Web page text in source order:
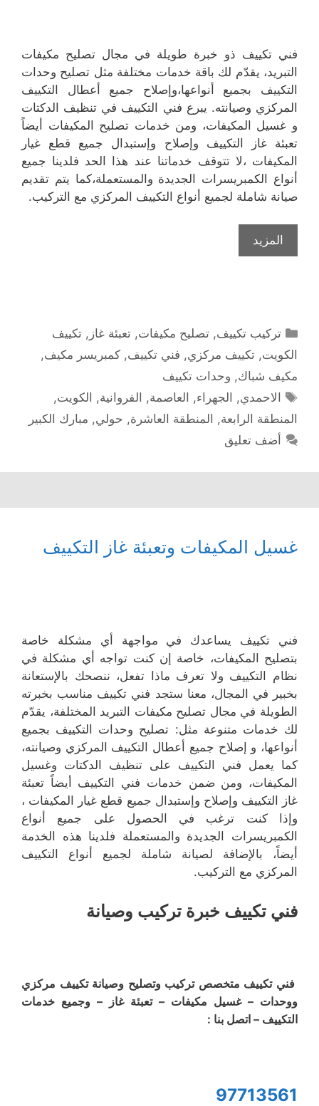
فني تكييف ذو خبرة طويلة في مجال تصليح مكيفات
التبريد، يقدّم لك باقة خدمات مختلفة مثل تصليح وحدات
التكييف بجميع أنواعها،وإصلاح جميع أعطال التكييف
المركزي وصيانته. يبرع فني التكييف في تنظيف الدكتات
و غسيل المكيفات، ومن خدمات تصليح المكيفات أيضاً
تعبئة غاز التكييف وإصلاح وإستبدال جميع قطع غيار
المكيفات ،لا تتوقف خدماتنا عند هذا الحد فلدينا جميع
أنواع الكمبريسرات الجديدة والمستعملة،كما يتم تقديم
صيانة شاملة لجميع أنواع التكييف المركزي مع التركيب.
المزيد
التصنيفات
تركيب تكييف,تصليح مكيفات,تعبئة غاز ,تكييف
الكويت, تكييف مركزي, فني تكييف, كمبريسر مكيف,
مكيف شباك, وحدات تكييف
الوسوم
الاحمدي, الجهراء, العاصمة, الفروانية, الكويت,
المنطقة الرابعة, المنطقة العاشرة, حولي, مبارك الكبير
أضف تعليق
غسيل المكيفات وتعبئة غاز التكييف
فني تكييف يساعدك في مواجهة أي مشكلة خاصة
بتصليح المكيفات، خاصة إن كنت تواجه أي مشكلة في
نظام التكييف ولا تعرف ماذا تفعل، ننصحك بالإستعانة
بخبير في المجال، معنا ستجد فني تكييف مناسب بخبرته
الطويلة في مجال تصليح مكيفات التبريد المختلفة، يقدّم
لك خدمات متنوعة مثل: تصليح وحدات التكييف بجميع
أنواعها، و إصلاح جميع أعطال التكييف المركزي وصيانته،
كما يعمل فني التكييف على تنظيف الدكتات وغسيل
المكيفات، ومن ضمن خدمات فني التكييف أيضاً تعبئة
غاز التكييف وإصلاح وإستبدال جميع قطع غيار المكيفات ،
وإذا كنت ترغب في الحصول على جميع أنواع
الكمبريسرات الجديدة والمستعملة فلدينا هذه الخدمة
أيضاً، بالإضافة لصيانة شاملة لجميع أنواع التكييف
المركزي مع التركيب.
فني تكييف خبرة تركيب وصيانة
فني تكييف متخصص تركيب وتصليح وصيانة تكييف مركزي
ووحدات – غسيل مكيفات – تعبئة غاز – وجميع خدمات
التكييف – اتصل بنا :
97713561